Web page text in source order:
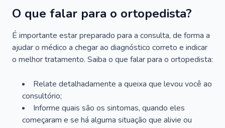
O que falar para o ortopedista?
É importante estar preparado para a consulta, de forma a
ajudar o médico a chegar ao diagnóstico correto e indicar
o melhor tratamento. Saiba o que falar para o ortopedista:
Relate detalhadamente a queixa que levou você ao
consultório;
Informe quais são os sintomas, quando eles
começaram e se há alguma situação que alivie ou